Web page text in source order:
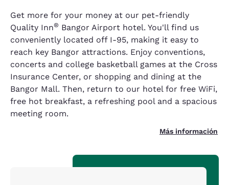
Get more for your money at our pet-friendly
Quality Inn® Bangor Airport hotel. You'll find us
conveniently located off I-95, making it easy to
reach key Bangor attractions. Enjoy conventions,
concerts and college basketball games at the Cross
Insurance Center, or shopping and dining at the
Bangor Mall. Then, return to our hotel for free WiFi,
free hot breakfast, a refreshing pool and a spacious
meeting room.
Más información